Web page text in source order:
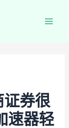
证券很
速器轻